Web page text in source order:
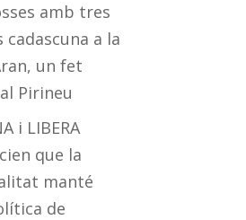
amb tres
cadascuna a la
un fet
Pirineu
i LIBERA
que la
manté
de